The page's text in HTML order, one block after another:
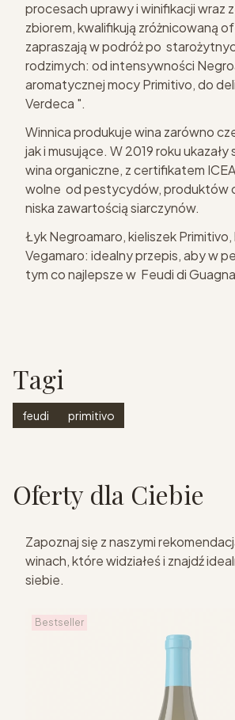
procesach uprawy i winifikacji wraz
zbiorem, kwalifikują zróżnicowaną
zapraszają w podróż po
rodzimych: od intensywności
aromatycznej mocy Primitivo, do
Verdeca ".
Winnica produkuje wina zarówno
jak i musujące. W 2019 roku ukazały
wina organiczne, z certifikatem
wolne od pestycydów, produktów
niska zawartością siarczynów.
Łyk Negroamaro, kieliszek
Vegamaro: idealny przepis, aby w
tym co najlepsze w Feudi di
Tagi
feudi primitivo
Oferty dla Ciebie
Zapoznaj się z naszymi
winach, które widziałeś i znajdź
siebie.
Bestseller